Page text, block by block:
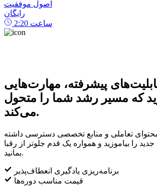
اصول موفقیت
رایگان
2:20 ساعت
پیشرفته، مهارت‌هایی
که مسیر رشد شما را متحول
می‌کند.
محتوای تعاملی و منابع تخصصی دسترسی داشته
را بیاموزید و همواره یک قدم جلوتر از رقبا
بمانید.
برنامه‌ریزی یادگیری انعطاف‌پذیر
قیمت مناسب دوره‌ها